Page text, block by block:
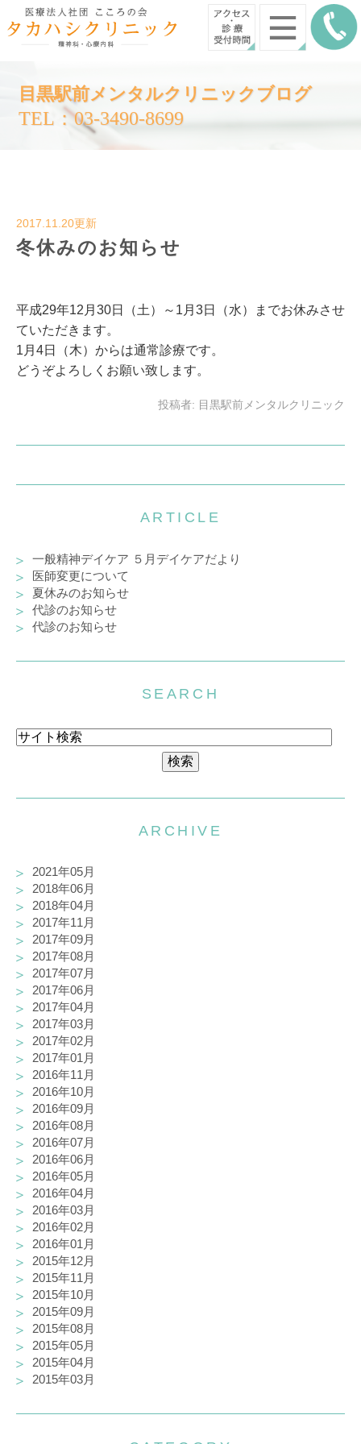
目黒駅前メンタルクリニックブログ
TEL：03-3490-8699
2017.11.20更新
冬休みのお知らせ
平成29年12月30日（土）～1月3日（水）までお休みさせ
ていただきます。
1月4日（木）からは通常診療です。
どうぞよろしくお願い致します。
投稿者: 目黒駅前メンタルクリニック
ARTICLE
一般精神デイケア ５月デイケアだより
医師変更について
夏休みのお知らせ
代診のお知らせ
代診のお知らせ
SEARCH
ARCHIVE
2021年05月
2018年06月
2018年04月
2017年11月
2017年09月
2017年08月
2017年07月
2017年06月
2017年04月
2017年03月
2017年02月
2017年01月
2016年11月
2016年10月
2016年09月
2016年08月
2016年07月
2016年06月
2016年05月
2016年04月
2016年03月
2016年02月
2016年01月
2015年12月
2015年11月
2015年10月
2015年09月
2015年08月
2015年05月
2015年04月
2015年03月